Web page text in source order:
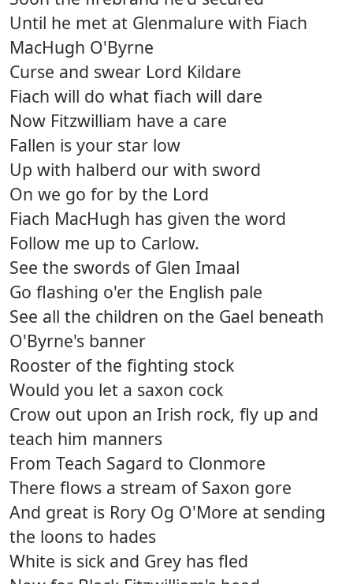
Until he met at Glenmalure with Fiach
MacHugh O'Byrne
Curse and swear Lord Kildare
Fiach will do what fiach will dare
Now Fitzwilliam have a care
Fallen is your star low
Up with halberd our with sword
On we go for by the Lord
Fiach MacHugh has given the word
Follow me up to Carlow.
See the swords of Glen Imaal
Go flashing o'er the English pale
See all the children on the Gael beneath
O'Byrne's banner
Rooster of the fighting stock
Would you let a saxon cock
Crow out upon an Irish rock, fly up and
teach him manners
From Teach Sagard to Clonmore
There flows a stream of Saxon gore
And great is Rory Og O'More at sending
the loons to hades
White is sick and Grey has fled